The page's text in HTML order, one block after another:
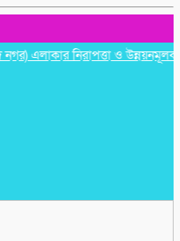
এলাকার নিরাপত্তা ও উন্নয়নমূলক